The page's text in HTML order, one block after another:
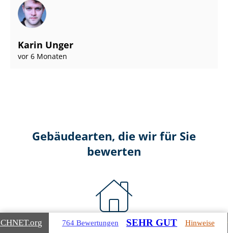
Karin Unger
vor 6 Monaten
Gebäudearten, die wir für Sie
bewerten
Wohnimmobilien
.org 764 Bewertungen SEHR GUT Hinweise